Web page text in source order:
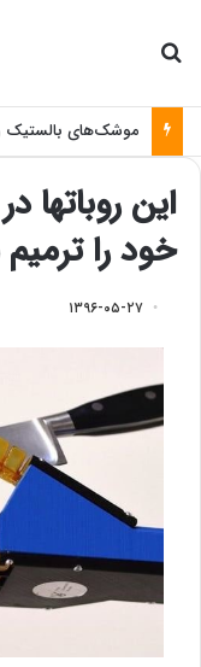
این
خود را
۱۳۹۶-۰۵-۲۷